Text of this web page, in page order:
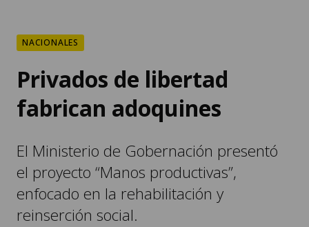
NACIONALES
Privados de libertad
fabrican adoquines
El Ministerio de Gobernación presentó
el proyecto “Manos productivas”,
enfocado en la rehabilitación y
reinserción social.